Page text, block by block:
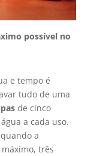
possível no
e tempo é
tudo de uma
de cinco
a cada uso.
a
três